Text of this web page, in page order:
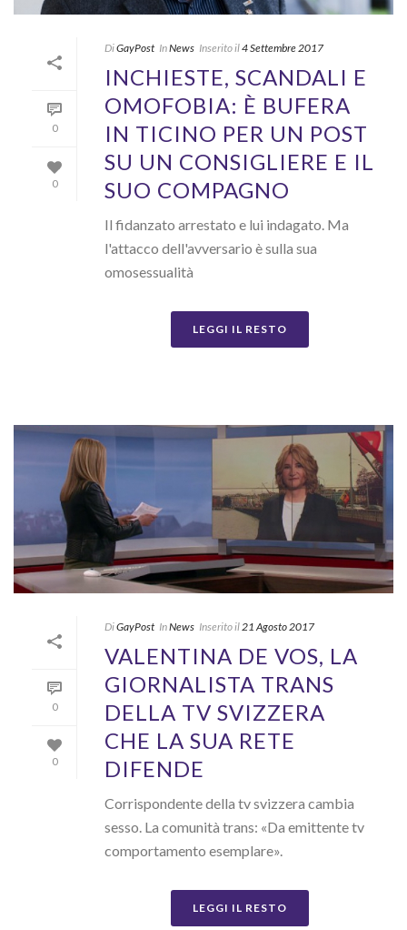
0
0
DiGayPost InNews Inserito il4 Settembre 2017
INCHIESTE, SCANDALI E
OMOFOBIA: È BUFERA
IN TICINO PER UN POST
SU UN CONSIGLIERE E IL
SUO COMPAGNO
Il fidanzato arrestato e lui indagato. Ma
l'attacco dell'avversario è sulla sua
omosessualità
LEGGI IL RESTO
0
0
DiGayPost InNews Inserito il 21 Agosto 2017
VALENTINA DE VOS, LA
GIORNALISTA TRANS
DELLA TV SVIZZERA
CHE LA SUA RETE
DIFENDE
Corrispondente della tv svizzera cambia
sesso. La comunità trans: «Da emittente tv
comportamento esemplare».
LEGGI IL RESTO